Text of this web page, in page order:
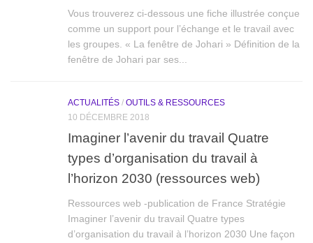
Vous trouverez ci-dessous une fiche illustrée conçue
comme un support pour l’échange et le travail avec
les groupes. « La fenêtre de Johari » Définition de la
fenêtre de Johari par ses...
ACTUALITÉS / OUTILS & RESSOURCES
10 DÉCEMBRE 2018
Imaginer l’avenir du travail Quatre
types d’organisation du travail à
l’horizon 2030 (ressources web)
Ressources web -publication de France Stratégie
Imaginer l’avenir du travail Quatre types
d’organisation du travail à l’horizon 2030 Une façon